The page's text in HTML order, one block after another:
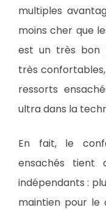
multiples
moins cher que
est un très bon
très
ressorts
ultra dans la
En fait, le
ensachés tient
indépendants :
maintien pour le